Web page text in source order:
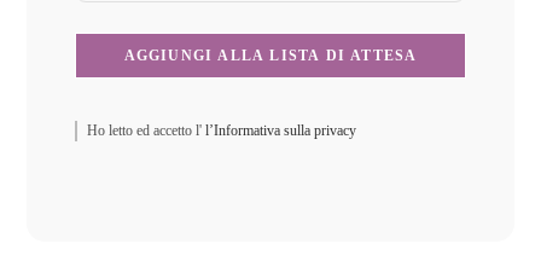
Ho letto ed accetto l' l’Informativa sulla privacy